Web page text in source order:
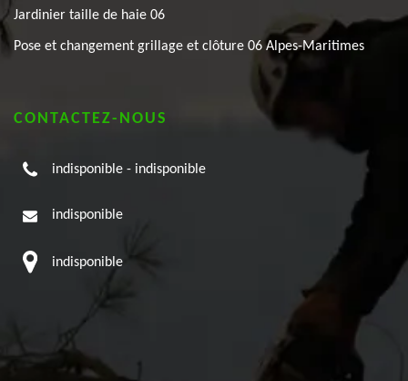
Jardinier taille de haie 06
Pose et changement grillage et clôture 06 Alpes-Maritimes
CONTACTEZ-NOUS
indisponible - indisponible
indisponible
indisponible